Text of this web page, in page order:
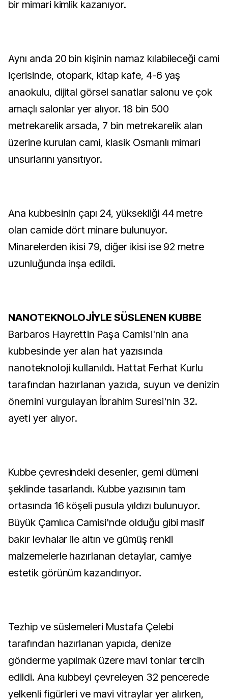
bir mimari kimlik kazanıyor.
Aynı anda 20 bin kişinin namaz kılabileceği cami
içerisinde, otopark, kitap kafe, 4-6 yaş
anaokulu, dijital görsel sanatlar salonu ve çok
amaçlı salonlar yer alıyor. 18 bin 500
metrekarelik arsada, 7 bin metrekarelik alan
üzerine kurulan cami, klasik Osmanlı mimari
unsurlarını yansıtıyor.
Ana kubbesinin çapı 24, yüksekliği 44 metre
olan camide dört minare bulunuyor.
Minarelerden ikisi 79, diğer ikisi ise 92 metre
uzunluğunda inşa edildi.
NANOTEKNOLOJİYLE SÜSLENEN KUBBE
Barbaros Hayrettin Paşa Camisi'nin ana
kubbesinde yer alan hat yazısında
nanoteknoloji kullanıldı. Hattat Ferhat Kurlu
tarafından hazırlanan yazıda, suyun ve denizin
önemini vurgulayan İbrahim Suresi'nin 32.
ayeti yer alıyor.
Kubbe çevresindeki desenler, gemi dümeni
şeklinde tasarlandı. Kubbe yazısının tam
ortasında 16 köşeli pusula yıldızı bulunuyor.
Büyük Çamlıca Camisi'nde olduğu gibi masif
bakır levhalar ile altın ve gümüş renkli
malzemelerle hazırlanan detaylar, camiye
estetik görünüm kazandırıyor.
Tezhip ve süslemeleri Mustafa Çelebi
tarafından hazırlanan yapıda, denize
gönderme yapılmak üzere mavi tonlar tercih
edildi. Ana kubbeyi çevreleyen 32 pencerede
yelkenli figürleri ve mavi vitraylar yer alırken,